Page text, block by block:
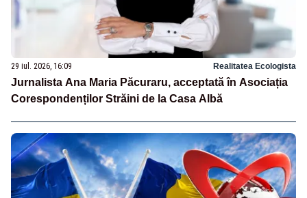
29 iul. 2026, 16:09 Realitatea Ecologista
Jurnalista Ana Maria Păcuraru, acceptată în Asociația
Corespondenților Străini de la Casa Albă